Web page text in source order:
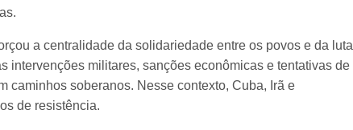
a centralidade da solidariedade entre os povos e da luta
intervenções militares, sanções econômicas e tentativas de
caminhos soberanos. Nesse contexto, Cuba, Irã e
de resistência.